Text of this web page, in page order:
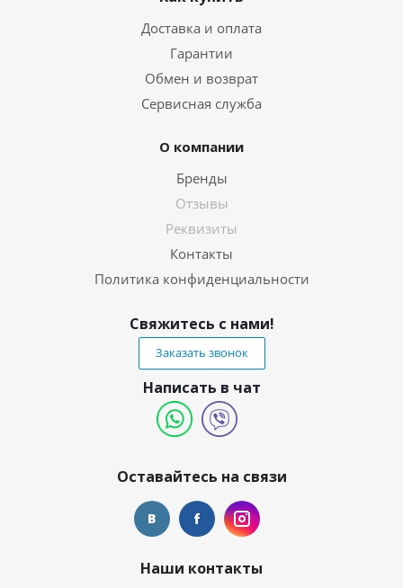
Доставка и оплата
Гарантии
Обмен и возврат
Сервисная служба
О компании
Бренды
Отзывы
Реквизиты
Контакты
Политика конфиденциальности
Свяжитесь с нами!
Заказать звонок
Написать в чат
Оставайтесь на связи
Наши контакты